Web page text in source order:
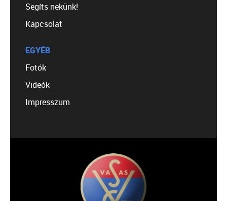
Segíts nekünk!
Kapcsolat
EGYÉB
Fotók
Videók
Impresszum